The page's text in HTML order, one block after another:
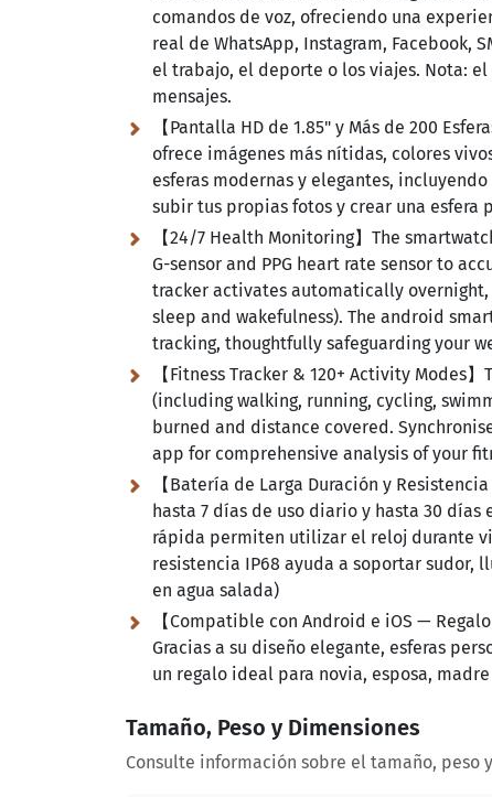
comandos de voz, ofreciendo una
real de WhatsApp, Instagram, Facebook,
el trabajo, el deporte o los viajes. Nota: el
mensajes.
【Pantalla HD de 1.85" y Más de 200
ofrece imágenes más nítidas, colores
esferas modernas y elegantes,
subir tus propias fotos y crear una
【24/7 Health Monitoring】The
G-sensor and PPG heart rate sensor to
tracker activates automatically
sleep and wakefulness). The android
tracking, thoughtfully safeguarding your
【Fitness Tracker & 120+ Activity Modes
(including walking, running, cycling,
burned and distance covered.
app for comprehensive analysis of your
【Batería de Larga Duración y
hasta 7 días de uso diario y hasta 30
rápida permiten utilizar el reloj durante
resistencia IP68 ayuda a soportar sudor,
en agua salada)
【Compatible con Android e iOS —
Gracias a su diseño elegante, esferas
un regalo ideal para novia, esposa,
Tamaño, Peso y Dimensiones
Consulte información sobre el tamaño, peso